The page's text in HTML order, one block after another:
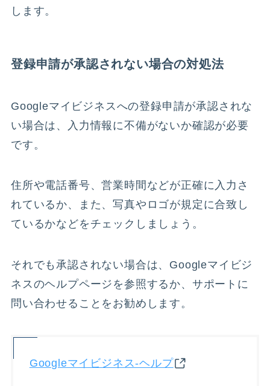
します。
登録申請が承認されない場合の対処法
Googleマイビジネスへの登録申請が承認されな
い場合は、入力情報に不備がないか確認が必要
です。
住所や電話番号、営業時間などが正確に入力さ
れているか、また、写真やロゴが規定に合致し
ているかなどをチェックしましょう。
それでも承認されない場合は、Googleマイビジ
ネスのヘルプページを参照するか、サポートに
問い合わせることをお勧めします。
Googleマイビジネス-ヘルプ